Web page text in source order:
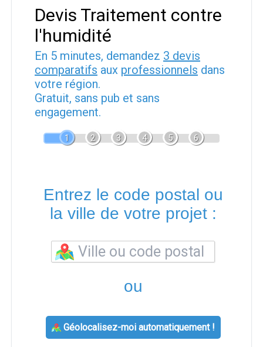
Devis Traitement contre
l'humidité
En 5 minutes, demandez 3 devis
comparatifs aux professionnels dans
votre région.
Gratuit, sans pub et sans
engagement.
1 2 3 4 5 6
Entrez le code postal ou
la ville de votre projet :
ou
Géolocalisez-moi automatiquement !